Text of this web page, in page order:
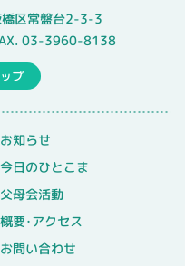
区常盤台2-3-3
03-3960-8138
プ
お知らせ
今日のひとこま
父母会活動
概要･アクセス
お問い合わせ